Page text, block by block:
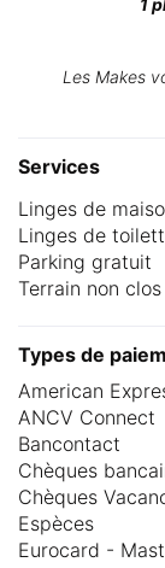
1
Les Makes
Services
Linges de
Linges de
Parking gratuit
Terrain non clos
Types de
American
ANCV Connect
Bancontact
Chèques
Chèques
Espèces
Eurocard -